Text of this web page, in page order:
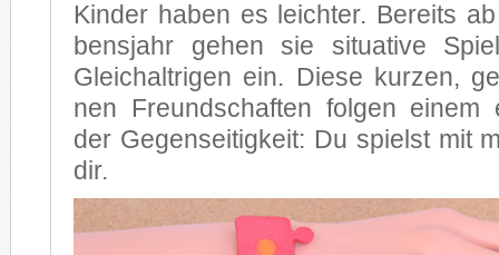
Kin­der ha­ben es leich­ter. Be­reits
bens­jahr ge­hen sie si­tua­ti­ve
Gleich­alt­ri­gen ein. Die­se kur­zen,
nen Freund­schaf­ten fol­gen ei­nem
der Ge­gen­sei­tig­keit: Du spielst mit
dir.